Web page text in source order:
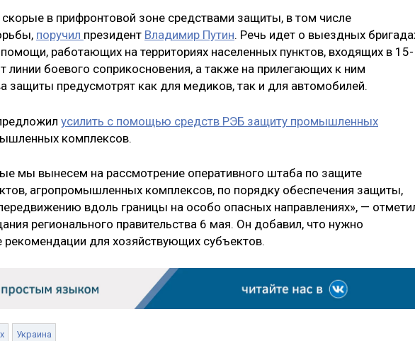
в прифронтовой зоне средствами защиты, в том числе
поручил президент Владимир Путин. Речь идет о выездных
работающих на территориях населенных пунктов, входящих в 15-
линии боевого соприкосновения, а также на прилегающих к ним
защиты предусмотрят как для медиков, так и для автомобилей.
усилить с помощью средств РЭБ защиту промышленных
комплексов.
мы вынесем на рассмотрение оперативного штаба по защите
агропромышленных комплексов, по порядку обеспечения защиты,
вдоль границы на особо опасных направлениях», —
регионального правительства 6 мая. Он добавил, что нужно
рекомендации для хозяйствующих субъектов.
Украина